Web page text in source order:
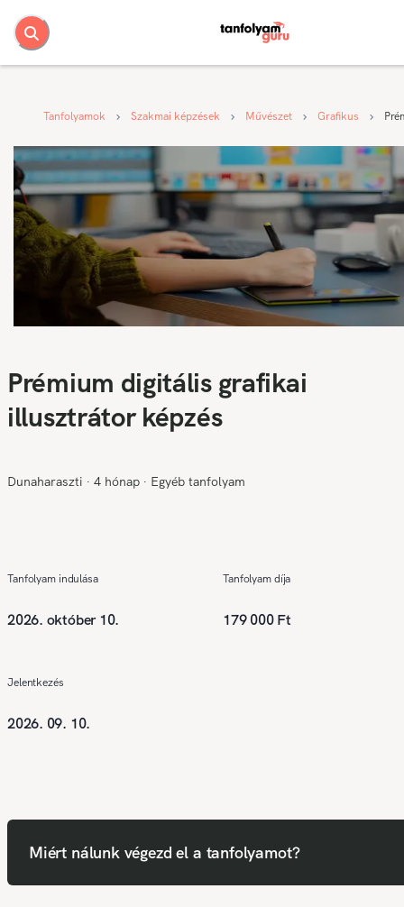
Tanfolyamok Szakmai képzések Művészet Grafikus
Prémium digitális grafikai
illusztrátor képzés
Dunaharaszti ∙ 4 hónap ∙ Egyéb tanfolyam
Tanfolyam indulása
2026. október 10.
Tanfolyam díja
179 000 Ft
Jelentkezés
2026. 09. 10.
Miért nálunk végezd el a tanfolyamot?